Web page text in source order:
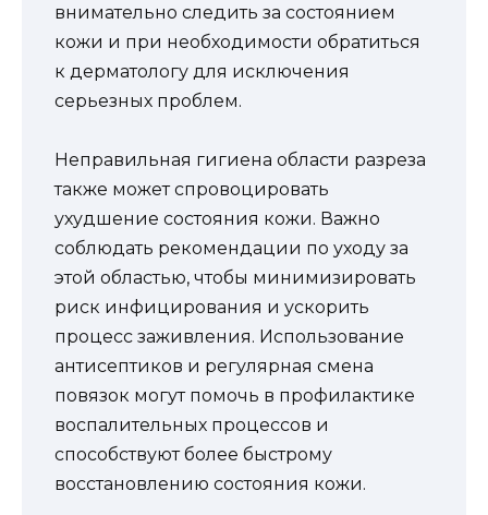
внимательно следить за состоянием
кожи и при необходимости обратиться
к дерматологу для исключения
серьезных проблем.
Неправильная гигиена области разреза
также может спровоцировать
ухудшение состояния кожи. Важно
соблюдать рекомендации по уходу за
этой областью, чтобы минимизировать
риск инфицирования и ускорить
процесс заживления. Использование
антисептиков и регулярная смена
повязок могут помочь в профилактике
воспалительных процессов и
способствуют более быстрому
восстановлению состояния кожи.